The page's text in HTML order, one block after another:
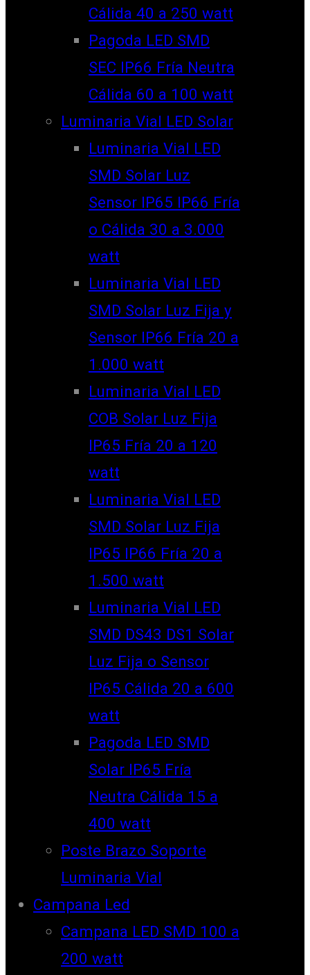
Cálida 40 a 250 watt
Pagoda LED SMD
SEC IP66 Fría Neutra
Cálida 60 a 100 watt
Luminaria Vial LED Solar
Luminaria Vial LED
SMD Solar Luz
Sensor IP65 IP66 Fría
o Cálida 30 a 3.000
watt
Luminaria Vial LED
SMD Solar Luz Fija y
Sensor IP66 Fría 20 a
1.000 watt
Luminaria Vial LED
COB Solar Luz Fija
IP65 Fría 20 a 120
watt
Luminaria Vial LED
SMD Solar Luz Fija
IP65 IP66 Fría 20 a
1.500 watt
Luminaria Vial LED
SMD DS43 DS1 Solar
Luz Fija o Sensor
IP65 Cálida 20 a 600
watt
Pagoda LED SMD
Solar IP65 Fría
Neutra Cálida 15 a
400 watt
Poste Brazo Soporte
Luminaria Vial
Campana Led
Campana LED SMD 100 a
200 watt